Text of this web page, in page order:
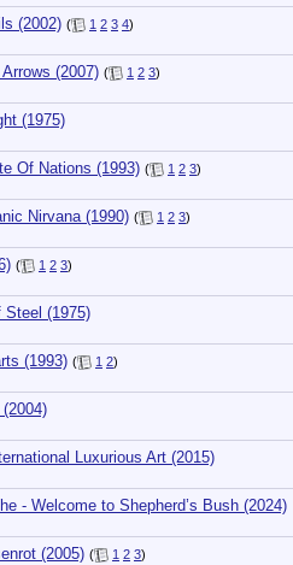
(2002) ( 1 2 3 4)
(2007) ( 1 2 3)
(1975)
Of Nations (1993) ( 1 2 3)
Nirvana (1990) ( 1 2 3)
( 1 2 3)
Steel (1975)
(1993) ( 1 2)
Luxurious Art (2015)
- Welcome to Shepherd’s Bush (2024)
(2005) ( 1 2 3)